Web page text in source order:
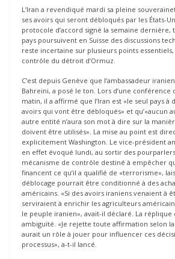
L’Iran a revendiqué mardi sa pleine
ses avoirs qui seront débloqués par les États-
protocole d’accord signé la semaine dernière,
pays poursuivent en Suisse des discussions
reste incertaine sur plusieurs points
contrôle du détroit d’Ormuz.
C’est depuis Genève que l’ambassadeur
Bahreini, a posé le ton. Lors d’une
matin, il a affirmé que l’Iran est «le seul pays à
avoirs qui vont être débloqués» et qu’«aucun
autre entité n’aura son mot à dire sur la
doivent être utilisés». La mise au point est
explicitement Washington. Le vice-président
en effet évoqué lundi, au sortir des
mécanisme de contrôle destiné à empêcher
financent ce qu’il a qualifié de «terrorisme»,
déblocage pourrait être conditionné à des
américains. «Si des avoirs iraniens venaient à
serviraient à enrichir les agriculteurs
le peuple iranien», avait-il déclaré. La réplique
ambiguïté. «Je rejette toute affirmation selon
aurait un rôle à jouer pour influencer ces
processus», a-t-il lancé.